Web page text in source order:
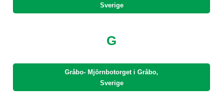
Sverige
G
Gråbo- Mjörnbotorget i Gråbo,
Sverige